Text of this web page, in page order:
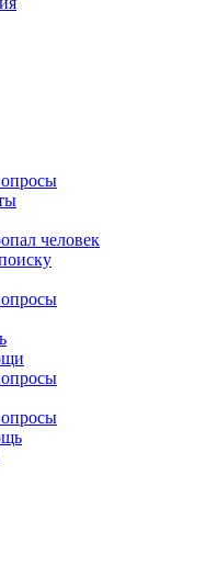
человек